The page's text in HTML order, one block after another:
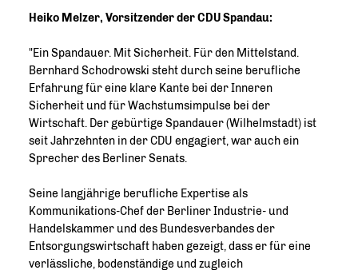
Heiko Melzer, Vorsitzender der CDU Spandau:
"Ein Spandauer. Mit Sicherheit. Für den Mittelstand.
Bernhard Schodrowski steht durch seine berufliche
Erfahrung für eine klare Kante bei der Inneren
Sicherheit und für Wachstumsimpulse bei der
Wirtschaft. Der gebürtige Spandauer (Wilhelmstadt) ist
seit Jahrzehnten in der CDU engagiert, war auch ein
Sprecher des Berliner Senats.
Seine langjährige berufliche Expertise als
Kommunikations-Chef der Berliner Industrie- und
Handelskammer und des Bundesverbandes der
Entsorgungswirtschaft haben gezeigt, dass er für eine
verlässliche, bodenständige und zugleich